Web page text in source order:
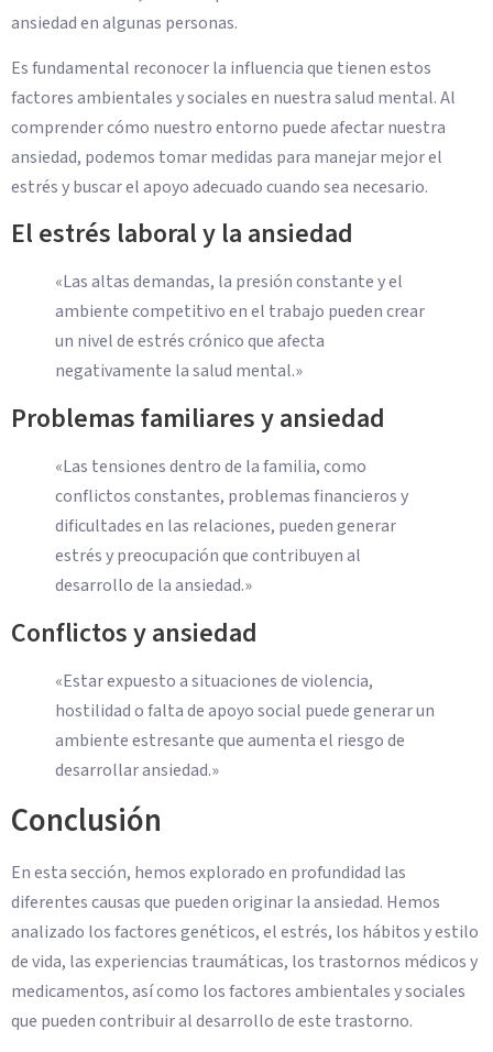
ansiedad en algunas personas.
Es fundamental reconocer la influencia que tienen estos
factores ambientales y sociales en nuestra salud mental. Al
comprender cómo nuestro entorno puede afectar nuestra
ansiedad, podemos tomar medidas para manejar mejor el
estrés y buscar el apoyo adecuado cuando sea necesario.
El estrés laboral y la ansiedad
«Las altas demandas, la presión constante y el
ambiente competitivo en el trabajo pueden crear
un nivel de estrés crónico que afecta
negativamente la salud mental.»
Problemas familiares y ansiedad
«Las tensiones dentro de la familia, como
conflictos constantes, problemas financieros y
dificultades en las relaciones, pueden generar
estrés y preocupación que contribuyen al
desarrollo de la ansiedad.»
Conflictos y ansiedad
«Estar expuesto a situaciones de violencia,
hostilidad o falta de apoyo social puede generar un
ambiente estresante que aumenta el riesgo de
desarrollar ansiedad.»
Conclusión
En esta sección, hemos explorado en profundidad las
diferentes causas que pueden originar la ansiedad. Hemos
analizado los factores genéticos, el estrés, los hábitos y estilo
de vida, las experiencias traumáticas, los trastornos médicos y
medicamentos, así como los factores ambientales y sociales
que pueden contribuir al desarrollo de este trastorno.